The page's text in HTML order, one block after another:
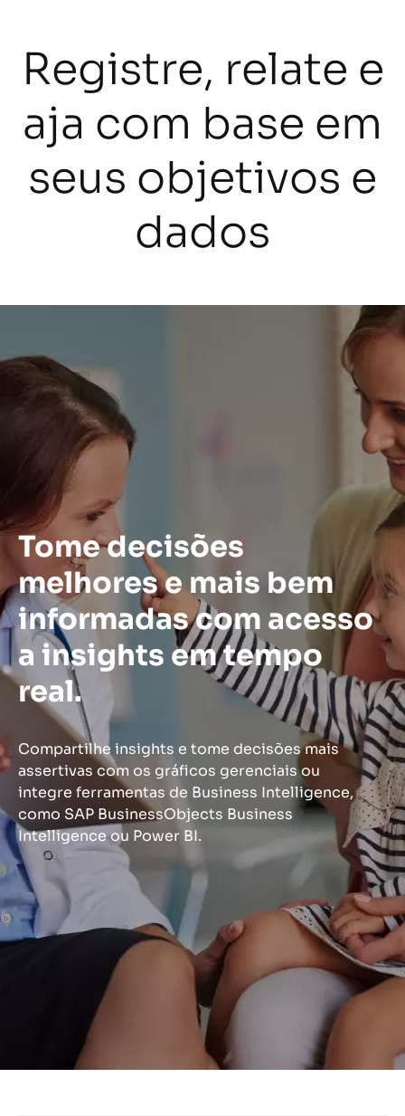
Registre, relate e
aja com base em
seus objetivos e
dados
Tome decisões
melhores e mais bem
informadas com acesso
a insights em tempo
real.
Compartilhe insights e tome decisões mais
assertivas com os gráficos gerenciais ou
integre ferramentas de Business Intelligence,
como SAP BusinessObjects Business
Intelligence ou Power BI.